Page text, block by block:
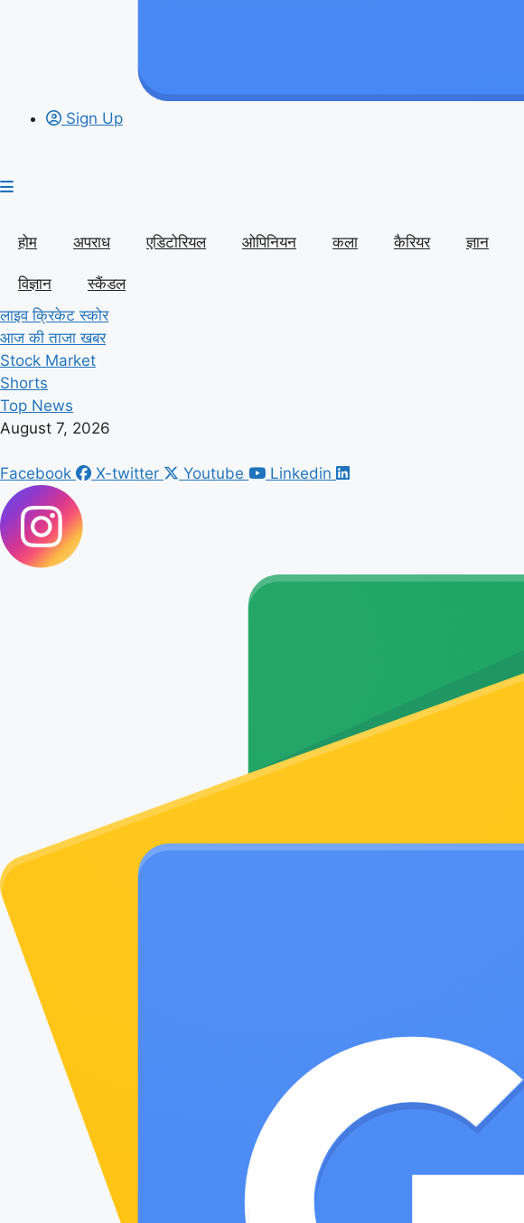
Sign Up
होम अपराध एडिटोरियल ओपिनियन कला कैरियर ज्ञान
विज्ञान
स्कैंडल
लाइव क्रिकेट स्कोर
आज की ताजा खबर
Stock Market
Shorts
Top News
August 7, 2026
Facebook X-twitter Youtube Linkedin